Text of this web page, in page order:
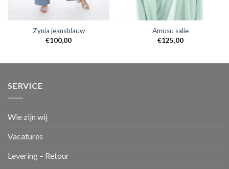
Zynia jeansblauw
€100,00
Amusu salie
€125,00
SERVICE
Wie zijn wij
Vacatures
Levering – Retour